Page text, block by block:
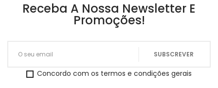
Receba A Nossa Newsletter E
Promoções!
Concordo com os termos e condições gerais